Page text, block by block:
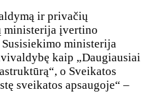
ir privačių
ministerija įvertino
ministerija
kaip „Daugiausiai
o Sveikatos
sveikatos apsaugoje“ –